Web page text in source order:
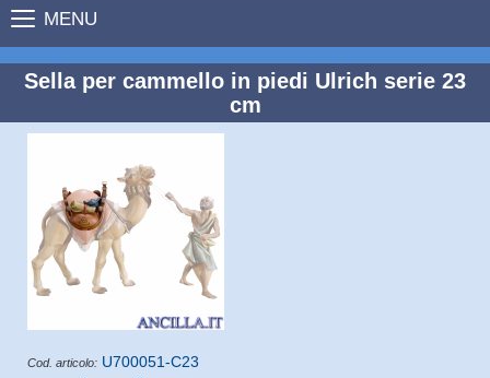
MENU
Sella per cammello in piedi Ulrich serie 23
cm
Cod. articolo: U700051-C23